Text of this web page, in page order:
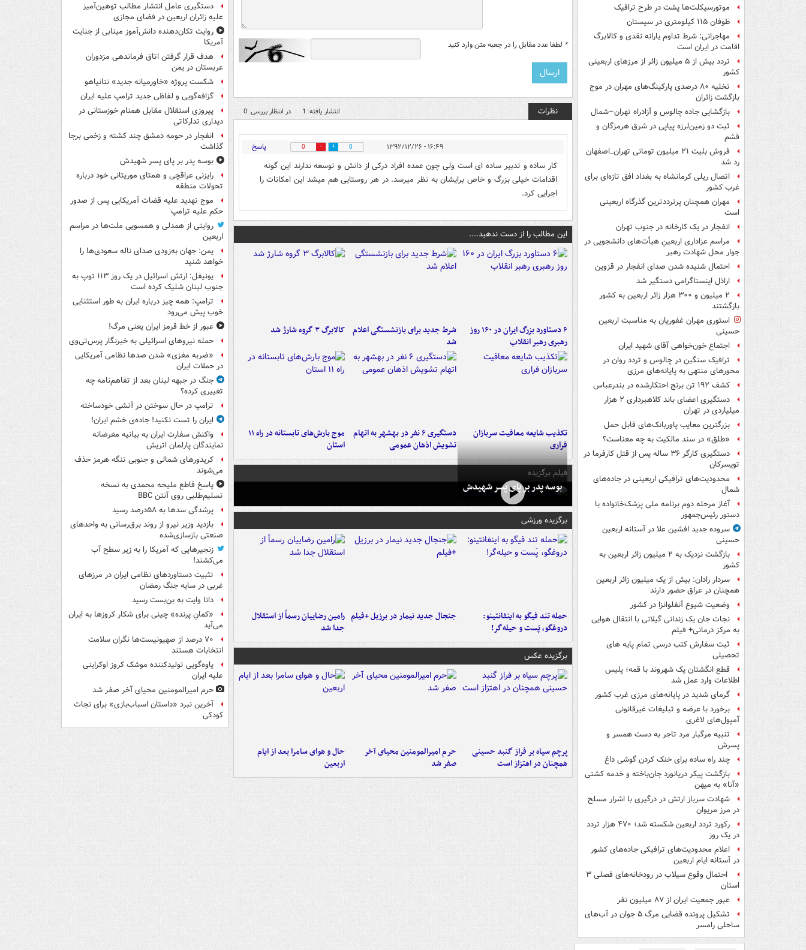
موتورسیکلت‌ها پشت درِ طرح ترافیک
طوفان ۱۱۵ کیلومتری در سیستان
مهاجرانی: شرط تداوم یارانه نقدی و کالابرگ
اقامت در ایران است
تردد بیش از ۵ میلیون زائر از مرزهای اربعینی
کشور
تخلیه ۸۰ درصدی پارکینگ‌های مهران در موج
بازگشت زائران
بازگشایی جاده چالوس و آزادراه تهران–شمال
ثبت دو زمین‌لرزه پیاپی در شرق هرمزگان و
قشم
فروش بلیت ۲۱ میلیون تومانی تهران_اصفهان
رد شد
اتصال ریلی کرمانشاه به بغداد افق تازه‌ای برای
غرب کشور
مهران همچنان پرترددترین گذرگاه اربعینی
است
انفجار در یک کارخانه در جنوب تهران
مراسم عزاداری اربعینِ هیأت‌های دانشجویی در
جوار محل شهادت رهبر
احتمال شنیده شدن صدای انفجار در قزوین
اراذل اینستاگرامی دستگیر شد
۲ میلیون و ۳۰۰ هزار زائر اربعین به کشور
بازگشتند
استوری مهران غفوریان به مناسبت اربعین
حسینی
اجتماع خون‌خواهی آقای شهید ایران
ترافیک سنگین در چالوس و تردد روان در
محورهای منتهی به پایانه‌های مرزی
کشف ۱۹۲ تن برنج احتکارشده در بندرعباس
دستگیری اعضای باند کلاهبرداری ۲ هزار
میلیاردی در تهران
بزرگترین معایب پاوربانک‌های قابل حمل
«طلق» در سند مالکیت به چه معناست؟
دستگیری کارگر ۳۶ ساله پس از قتل کارفرما در
تویسرکان
محدودیت‌های ترافیکی اربعینی در جاده‌های
شمال‌
آغاز مرحله دوم برنامه ملی پزشک‌خانواده با
دستور رئیس‌جمهور
سروده جدید افشین علا در آستانه اربعین
حسینی
بازگشت نزدیک به ۲ میلیون زائر اربعین به
کشور
سردار رادان: بیش از یک میلیون زائر اربعین
همچنان در عراق حضور دارند
وضعیت شیوع آنفلوانزا در کشور
نجات جان یک زندانی گیلانی با انتقال هوایی
به مرکز درمانی+ فیلم
ثبت سفارش کتب درسی تمام پایه های
تحصیلی
قطع انگشتان یک شهروند با قمه؛ پلیس
اطلاعات وارد عمل شد
گرمای شدید در پایانه‌های مرزی غرب کشور
برخورد با عرضه و تبلیغات غیرقانونی
آمپول‌های لاغری
تنبیه مرگبار مرد تاجر به دست همسر و
پسرش
چند راه‌ ساده برای خنک کردن گوشی داغ
بازگشت پیکر دریانورد جان‌باخته و خدمه کشتی
«آنا» به میهن
شهادت سرباز ارتش در درگیری با اشرار مسلح
در مرز مریوان
رکورد تردد اربعین شکسته شد؛ ۴۷۰ هزار تردد
در یک روز
اعلام محدودیت‌های ترافیکی جاده‌های کشور
در آستانه ایام اربعین
احتمال وقوع سیلاب در رودخانه‌های فصلی ۳
استان
عبور جمعیت ایران از ۸۷ میلیون نفر
تشکیل پرونده قضایی مرگ ۵ جوان در آب‌های
ساحلی رامسر
* لطفا عدد مقابل را در جعبه متن وارد کنید
نظرات انتشار یافته: 1 در انتظار بررسی: 0
۱۶:۴۹ - ۱۳۹۲/۱۲/۲۶ 0
0 پاسخ
کار ساده و تدبیر ساده ای است ولی چون عمده افراد درکی از دانش و توسعه ندارند این گونه
اقدامات خیلی بزرگ و خاص برایشان به نظر میرسد. در هر روستایی هم میشد این امکانات را
اجرایی کرد.
این مطالب را از دست ندهید....
۶ دستاورد بزرگ ایران در ۱۶۰ روز
رهبری رهبر انقلاب
شرط جدید برای بازنشستگی اعلام
شد
کالابرگ ۳ گروه شارژ شد
تکذیب شایعه معافیت سربازان
فراری
دستگیری ۶ نفر در بهشهر به اتهام
تشویش اذهان عمومی
موج بارش‌های تابستانه در راه ۱۱
استان
فیلم برگزیده
بوسه‌ پدر بر پای پسر شهیدش
برگزیده ورزشی
حمله تند فیگو به اینفانتینو:
دروغگو، پَست‌ و حیله‌گر!
جنجال جدید نیمار در برزیل +فیلم رامین رضاییان رسماً از استقلال
جدا شد
برگزیده عکس
پرچم سیاه بر فراز گنبد حسینی
همچنان در اهتزاز است
حرم امیرالمومنین محیای آخر
صفر شد
حال و هوای سامرا بعد از ایام
اربعین
دستگیری عامل انتشار مطالب توهین‌آمیز
علیه زائران اربعین در فضای مجازی
روایت تکان‌دهنده دانش‌آموز مینابی از جنایت
آمریکا
هدف قرار گرفتن اتاق‌ فرماندهی مزدوران
عربستان در یمن
شکست پروژه «خاورمیانه جدید» نتانیاهو
گزافه‌گویی و لفاظی جدید ترامپ علیه ایران
پیروزی استقلال مقابل همنام خوزستانی در
دیداری تدارکاتی
انفجار در حومه دمشق چند کشته و زخمی برجا
گذاشت
بوسه‌ پدر بر پای پسر شهیدش
رایزنی عراقچی و همتای موریتانی خود درباره
تحولات منطقه
موج تهدید علیه قضات آمریکایی پس از صدور
حکم علیه ترامپ
روایتی از همدلی و همسویی ملت‌ها در مراسم
اربعین
یمن: جهان به‌زودی صدای ناله سعودی‌ها را
خواهد شنید
یونیفل: ارتش اسرائیل در یک روز ۱۱۳ توپ به
جنوب لبنان شلیک کرده است
ترامپ: همه چیز درباره ایران به طور استثنایی
خوب پیش می‌رود
عبور از خط قرمز ایران یعنی مرگ!
حمله نیروهای اسرائیلی به خبرنگار پرس‌تی‌وی
«ضربه مغزی» شدن صدها نظامی آمریکایی
در حملات ایران
جنگ در جبهه لبنان بعد از تفاهم‌نامه چه
تغییری کرده؟
ترامپ در حال سوختن در آتشی خودساخته
ایران را تست نکنید! جاده‌ی خشم ایران!
واکنش سفارت ایران به بیانیه مغرضانه
نمایندگان پارلمان اتریش
کریدورهای شمالی و جنوبی تنگه هرمز حذف
می‌شوند
پاسخ قاطع ملیحه محمدی به نسخه
تسلیم‌طلبی روی آنتن BBC
پرشدگی سدها به ۵۸درصد رسید
بازدید وزیر نیرو از روند برق‌رسانی به واحدهای
صنعتی بازسازی‌شده
زنجیرهایی که آمریکا را به زیر سطح آب
می‌کشند!
تثبیت دستاوردهای نظامی ایران در مرزهای
غربی در سایه جنگ رمضان
دانا وایت به بن‌بست رسید
«کمانِ پرنده» چینی برای شکار کروزها به ایران
می‌آید
۷۰ درصد از صهیونیست‌ها نگران سلامت
انتخابات هستند
یاوه‌گویی تولیدکننده موشک کروز اوکراینی
علیه ایران
حرم امیرالمومنین محیای آخر صفر شد
آخرین نبرد «داستان اسباب‌بازی» برای نجات
کودکی